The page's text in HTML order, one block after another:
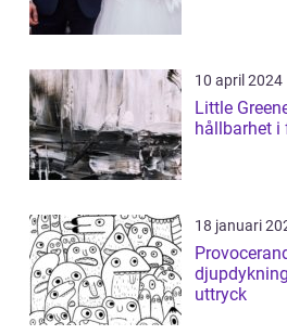
10 april 2024
Little
hållbarhet i
18 januari
uttryck